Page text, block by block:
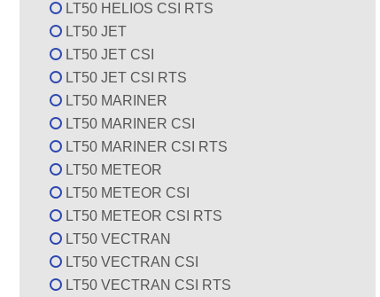
LT50 HELIOS CSI RTS
LT50 JET
LT50 JET CSI
LT50 JET CSI RTS
LT50 MARINER
LT50 MARINER CSI
LT50 MARINER CSI RTS
LT50 METEOR
LT50 METEOR CSI
LT50 METEOR CSI RTS
LT50 VECTRAN
LT50 VECTRAN CSI
LT50 VECTRAN CSI RTS